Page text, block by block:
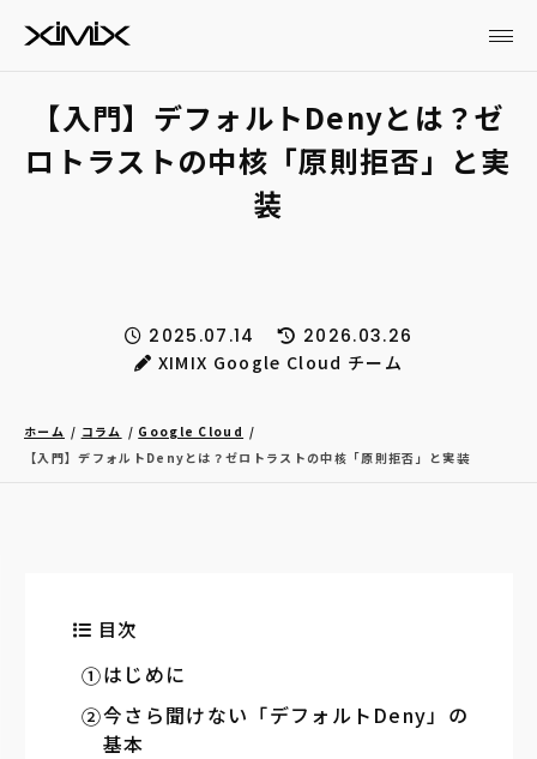
【入門】デフォルトDenyとは？ゼ
ロトラストの中核「原則拒否」と実
装
2025.07.14
2026.03.26
XIMIX Google Cloud チーム
ホーム コラム
Google Cloud
【入門】デフォルトDenyとは？ゼロトラストの中核「原則拒否」と実装
目次
はじめに
今さら聞けない「デフォルトDeny」の
基本